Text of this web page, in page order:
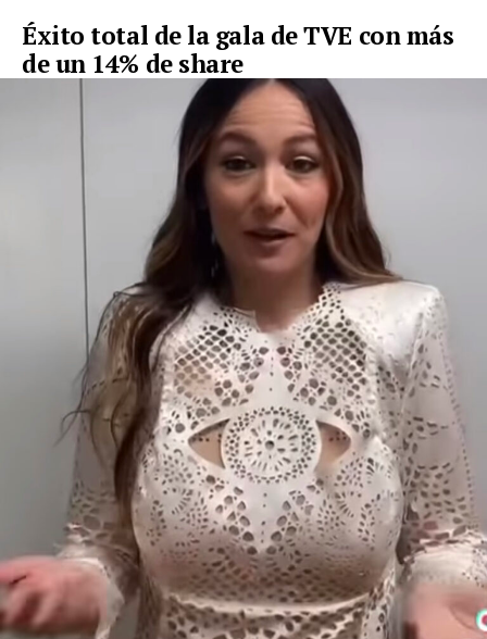
Éxito total de la gala de TVE con más
de un 14% de share